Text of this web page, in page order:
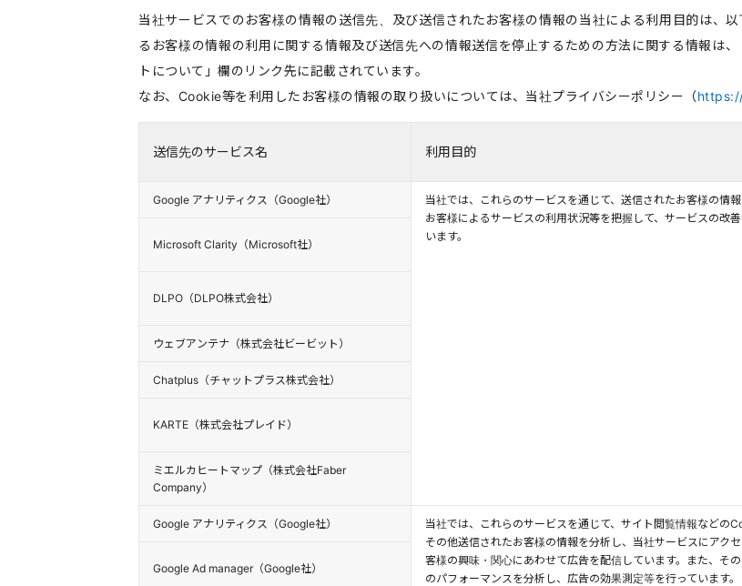
当社サービスでのお客様の情報の送信先、及び送信されたお客様の情報の当社による利用目的は、
るお客様の情報の利用に関する情報及び送信先への情報送信を停止するための方法に関する情報は
トについて」欄のリンク先に記載されています。
なお、Cookie等を利用したお客様の情報の取り扱いについては、当社プライバシーポリシー（
送信先のサービス名 利用目的
Google アナリティクス（Google社）
当社では、これらのサービスを通じて、送信されたお客様の情報
お客様によるサービスの利用状況等を把握して、サービスの改
います。
Microsoft Clarity（Microsoft社）
DLPO（DLPO株式会社）
ウェブアンテナ（株式会社ビービット）
Chatplus（チャットプラス株式会社）
KARTE（株式会社プレイド）
ミエルカヒートマップ（株式会社Faber
Company）
Google アナリティクス（Google社）
当社では、これらのサービスを通じて、サイト閲覧情報などの
その他送信されたお客様の情報を分析し、当社サービスにアク
客様の興味・関心にあわせて広告を配信しています。また、そ
のパフォーマンスを分析し、広告の効果測定等を行っています。
Google Ad manager（Google社）